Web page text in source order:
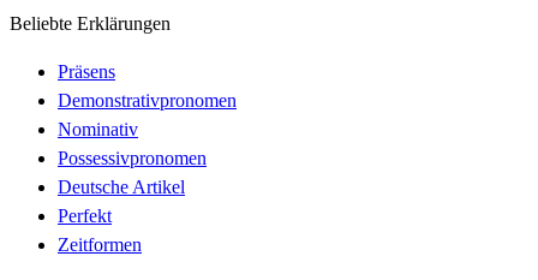
Beliebte Erklärungen
Präsens
Demonstrativpronomen
Nominativ
Possessivpronomen
Deutsche Artikel
Perfekt
Zeitformen